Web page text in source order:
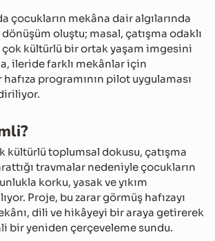
çocukların mekâna dair algılarında
oluştu; masal, çatışma odaklı
çok kültürlü bir ortak yaşam imgesini
ileride farklı mekânlar için
programının pilot uygulaması
kültürlü toplumsal dokusu, çatışma
travmalar nedeniyle çocukların
korku, yasak ve yıkım
Proje, bu zarar görmüş hafızayı
dili ve hikâyeyi bir araya getirerek
bir yeniden çerçeveleme sundu.